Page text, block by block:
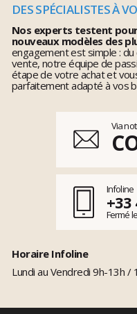
DES SPÉCIALISTES À
Nos experts testent pour
nouveaux modèles des
engagement est simple :
vente, notre équipe de
étape de votre achat et
parfaitement adapté à vos
Via
Infoline
+33
Fermé
Horaire Infoline
Lundi au Vendredi 9h-13h /